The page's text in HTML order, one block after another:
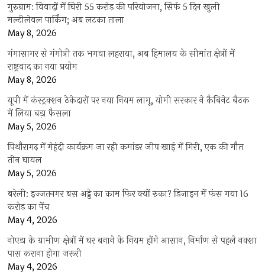
गुरुग्राम: विवादों में घिरी 55 करोड़ की परियोजना, सिर्फ 5 दिन खुली
मल्टीलेवल पार्किंग; अब लटका ताला
May 8, 2026
गंगासागर से गंगोत्री तक भगवा लहराया, अब हिमालय के सीमांत क्षेत्रों में
राष्ट्रवाद का नया प्रयोग
May 8, 2026
यूपी में कंस्ट्रक्शन ठेकेदारों पर नया नियम लागू, योगी सरकार ने कैबिनेट बैठक
में लिया बड़ा फैसला
May 5, 2026
पिथौरागढ़ में मेहंदी कार्यक्रम जा रही कमांडर जीप खाई में गिरी, एक की मौत
तीन घायल
May 5, 2026
बरेली: इज्जतनगर बस अड्डे का काम फिर क्यों रुका? डिजाइन में फंस गया 16
करोड़ का पेंच
May 4, 2026
नोएडा के ग्रामीण क्षेत्रों में घर बनाने के नियम होंगे आसान, निर्माण से पहले नक्शा
पास कराना होगा जरूरी
May 4, 2026